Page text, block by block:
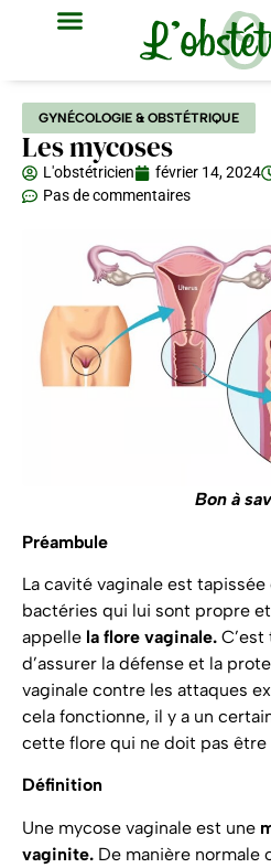
GYNÉCOLOGIE & OBSTÉTRIQUE
Les mycoses
L'obstétricien février 14, 2024
Pas de commentaires
Bon à
Préambule
La cavité vaginale est tapissée
bactéries qui lui sont propre
appelle la flore vaginale.
d’assurer la défense et la
vaginale contre les attaques
cela fonctionne, il y a un
cette flore qui ne doit pas
Définition
Une mycose vaginale est une
vaginite. De manière normale